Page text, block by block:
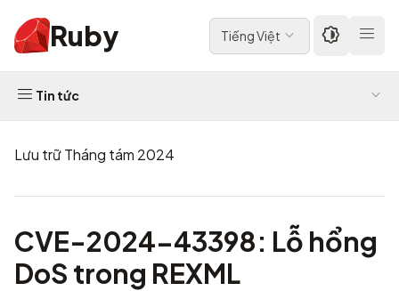
Ruby Tiếng Việt
Tin tức
Lưu trữ Tháng tám 2024
CVE-2024-43398: Lỗ hổng
DoS trong REXML